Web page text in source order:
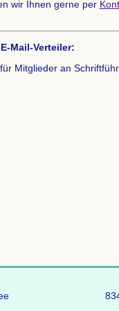
wir Ihnen gerne per
Mail-Verteiler:
Mitglieder an